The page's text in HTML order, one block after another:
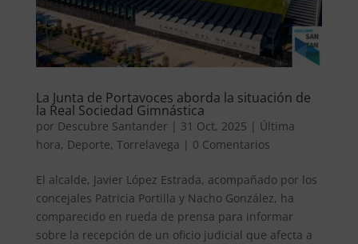
La Junta de Portavoces aborda la situación de
la Real Sociedad Gimnástica
por Descubre Santander | 31 Oct, 2025 | Última
hora, Deporte, Torrelavega | 0 Comentarios
El alcalde, Javier López Estrada, acompañado por los
concejales Patricia Portilla y Nacho González, ha
comparecido en rueda de prensa para informar
sobre la recepción de un oficio judicial que afecta a